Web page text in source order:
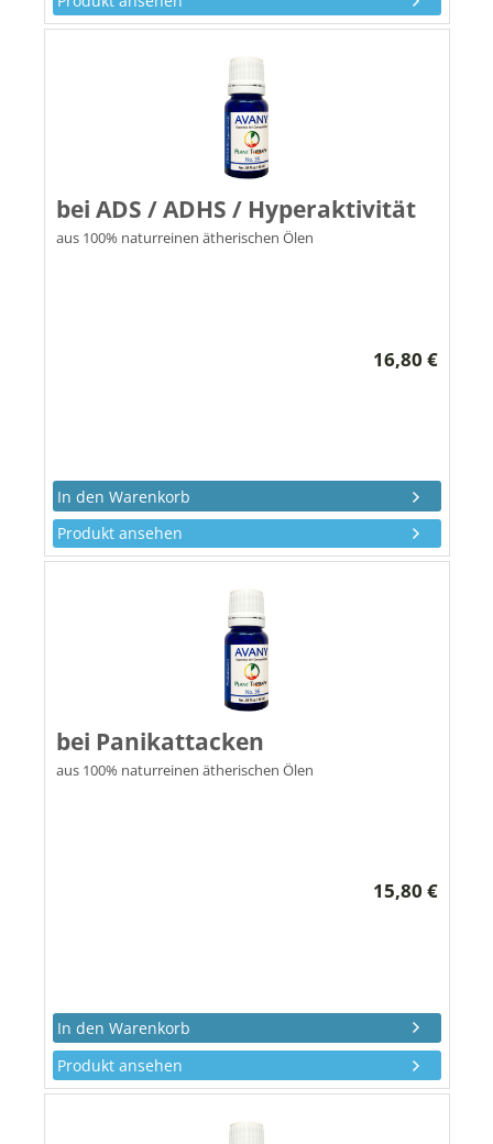
bei ADS / ADHS / Hyperaktivität
aus 100% naturreinen ätherischen Ölen
16,80 €
Produkt ansehen
bei Panikattacken
aus 100% naturreinen ätherischen Ölen
15,80 €
Produkt ansehen